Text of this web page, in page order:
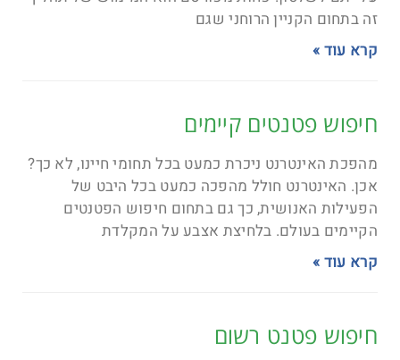
זה בתחום הקניין הרוחני שגם
קרא עוד »
חיפוש פטנטים קיימים
מהפכת האינטרנט ניכרת כמעט בכל תחומי חיינו, לא כך?
אכן. האינטרנט חולל מהפכה כמעט בכל היבט של
הפעילות האנושית, כך גם בתחום חיפוש הפטנטים
הקיימים בעולם. בלחיצת אצבע על המקלדת
קרא עוד »
חיפוש פטנט רשום